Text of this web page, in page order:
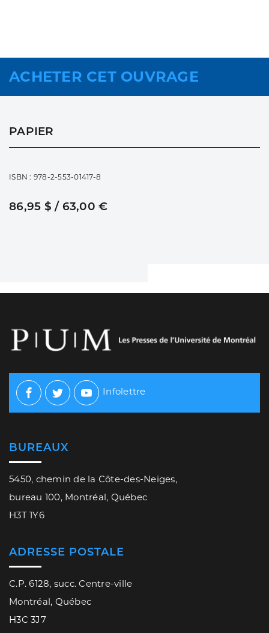
ACHETER CET OUVRAGE
PAPIER
ISBN : 978-2-553-01417-8
86,95 $ / 63,00 €
Facebook
TwitterYoutube
Infolettre
BUREAUX
5450, chemin de la Côte-des-Neiges,
bureau 100, Montréal, Québec
H3T 1Y6
ADRESSE POSTALE
C.P. 6128, succ. Centre-ville
Montréal, Québec
H3C 3J7